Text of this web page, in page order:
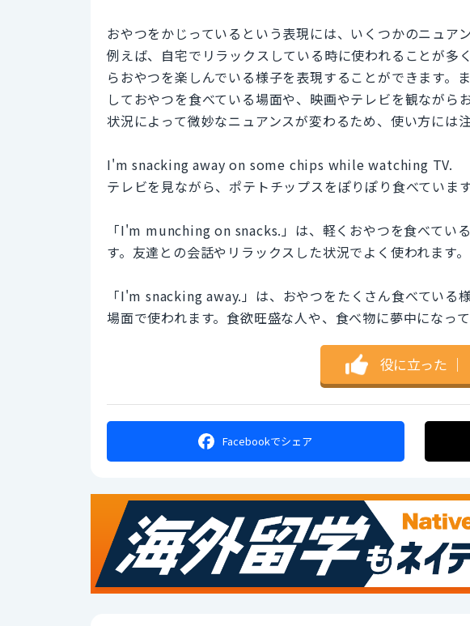
おやつをかじっているという表現には、いくつかのニュア
例えば、自宅でリラックスしている時に使われることが多
らおやつを楽しんでいる様子を表現することができます。
しておやつを食べている場面や、映画やテレビを観ながら
状況によって微妙なニュアンスが変わるため、使い方には注
I'm snacking away on some chips while watching TV.
テレビを見ながら、ポテトチップスをぽりぽり食べています
「I'm munching on snacks.」は、軽くおやつを食べてい
す。友達との会話やリラックスした状況でよく使われます。
「I'm snacking away.」は、おやつをたくさん食べている
場面で使われます。食欲旺盛な人や、食べ物に夢中になっ
役に立った ｜
Facebookでシェア